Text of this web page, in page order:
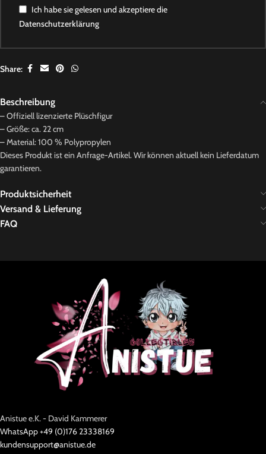
Ich habe sie gelesen und akzeptiere die
Datenschutzerklärung
Share:
Beschreibung
– Offiziell lizenzierte Plüschfigur
– Größe: ca. 22 cm
– Material: 100 % Polypropylen
Dieses Produkt ist ein Anfrage-Artikel. Wir können aktuell kein Lieferdatum
garantieren.
Produktsicherheit
Versand & Lieferung
FAQ
Anistue e.K. - David Kammerer
WhatsApp +49 (0)176 23338169
kundensupport@anistue.de